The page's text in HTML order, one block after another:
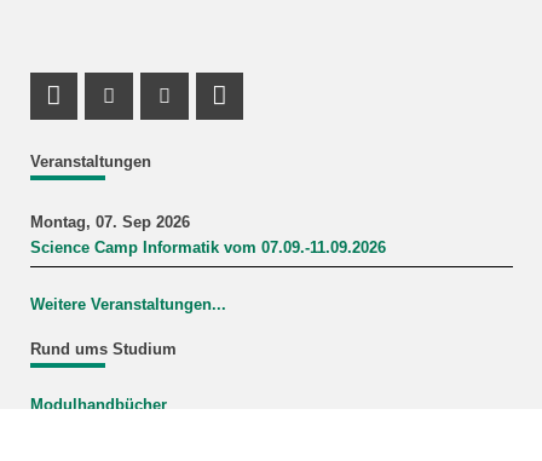
Veranstaltungen
Montag, 07. Sep 2026
Science Camp Informatik vom 07.09.-11.09.2026
Weitere Veranstaltungen...
Rund ums Studium
Modulhandbücher
Profil Mastodon
Instagram Profil
Youtube Profil
LinkedIn Profil